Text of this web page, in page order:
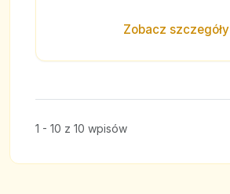
Zobacz szczegóły
1 - 10 z 10 wpisów